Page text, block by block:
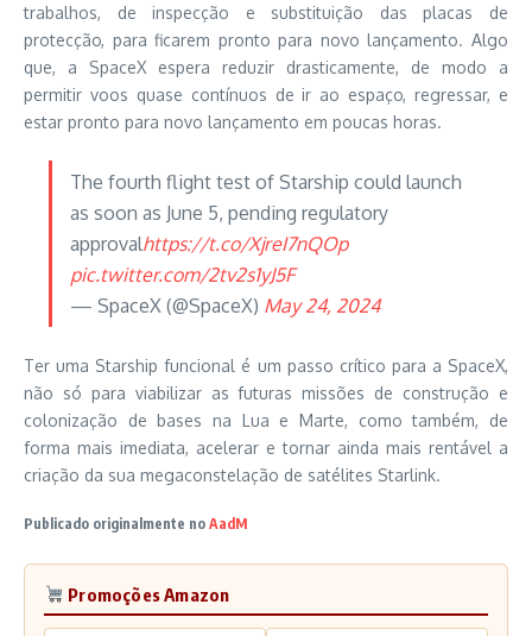
trabalhos, de inspecção e substituição das placas de
protecção, para ficarem pronto para novo lançamento. Algo
que, a SpaceX espera reduzir drasticamente, de modo a
permitir voos quase contínuos de ir ao espaço, regressar, e
estar pronto para novo lançamento em poucas horas.
The fourth flight test of Starship could launch
as soon as June 5, pending regulatory
approvalhttps://t.co/XjreI7nQOp
pic.twitter.com/2tv2s1yJ5F
— SpaceX (@SpaceX) May 24, 2024
Ter uma Starship funcional é um passo crítico para a SpaceX,
não só para viabilizar as futuras missões de construção e
colonização de bases na Lua e Marte, como também, de
forma mais imediata, acelerar e tornar ainda mais rentável a
criação da sua megaconstelação de satélites Starlink.
Publicado originalmente no AadM
Promoções Amazon